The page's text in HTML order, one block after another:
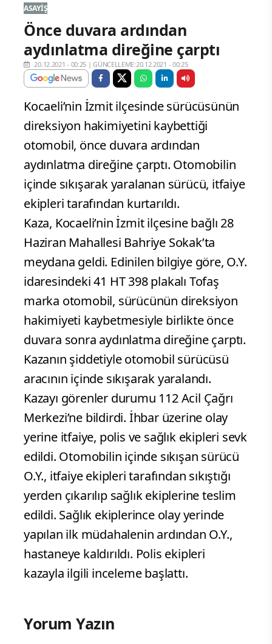
ASAYIŞ
Önce duvara ardından
aydınlatma direğine çarptı
20.12.2021 - 00:25 |GÜNCELLEME:20.12.2021 - 00:25
Kocaeli’nin İzmit ilçesinde sürücüsünün
direksiyon hakimiyetini kaybettiği
otomobil, önce duvara ardından
aydınlatma direğine çarptı. Otomobilin
içinde sıkışarak yaralanan sürücü, itfaiye
ekipleri tarafından kurtarıldı.
Kaza, Kocaeli’nin İzmit ilçesine bağlı 28
Haziran Mahallesi Bahriye Sokak’ta
meydana geldi. Edinilen bilgiye göre, O.Y.
idaresindeki 41 HT 398 plakalı Tofaş
marka otomobil, sürücünün direksiyon
hakimiyeti kaybetmesiyle birlikte önce
duvara sonra aydınlatma direğine çarptı.
Kazanın şiddetiyle otomobil sürücüsü
aracının içinde sıkışarak yaralandı.
Kazayı görenler durumu 112 Acil Çağrı
Merkezi’ne bildirdi. İhbar üzerine olay
yerine itfaiye, polis ve sağlık ekipleri sevk
edildi. Otomobilin içinde sıkışan sürücü
O.Y., itfaiye ekipleri tarafından sıkıştığı
yerden çıkarılıp sağlık ekiplerine teslim
edildi. Sağlık ekiplerince olay yerinde
yapılan ilk müdahalenin ardından O.Y.,
hastaneye kaldırıldı. Polis ekipleri
kazayla ilgili inceleme başlattı.
Yorum Yazın